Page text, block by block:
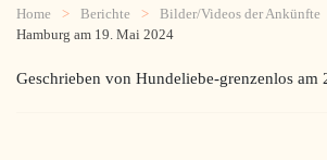
Home Berichte Bilder/Videos der Ankünfte
Hamburg am 19. Mai 2024
Geschrieben von Hundeliebe-grenzenlos am